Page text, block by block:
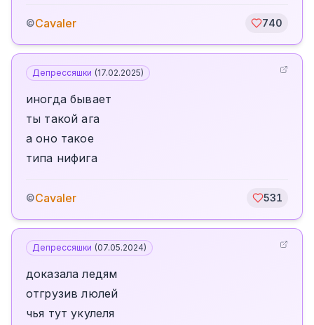
©Cavaler 740
Депрессяшки (17.02.2025)
иногда бывает
ты такой ага
а оно такое
типа нифига
©Cavaler 531
Депрессяшки (07.05.2024)
доказала ледям
отгрузив люлей
чья тут укулеля